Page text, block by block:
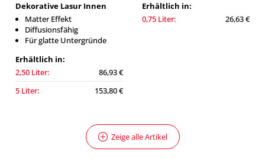
Dekorative Lasur Innen
Matter Effekt
Diffusionsfähig
Für glatte Untergründe
Erhältlich in:
2,50 Liter:
86,93 €
5 Liter:
153,80 €
Erhältlich in:
0,75 Liter:
26,63 €
Zeige alle Artikel